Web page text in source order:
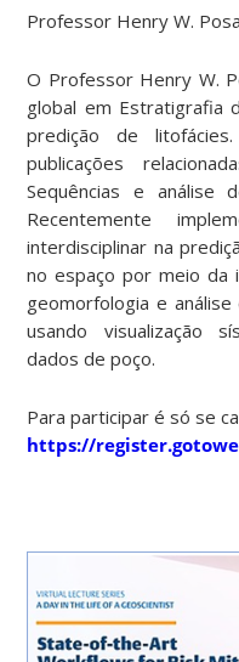
Professor Henry W.
O Professor Henry W.
global em Estratigrafia
predição de
publicações
Sequências e análise
Recentemente
interdisciplinar na
no espaço por meio da
geomorfologia e
usando visualização
dados de poço.
Para participar é só se
https://